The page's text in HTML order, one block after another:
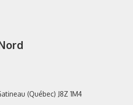
(Québec) J8Z 1M4